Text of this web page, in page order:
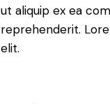
ut aliquip ex ea
reprehenderit.
elit.